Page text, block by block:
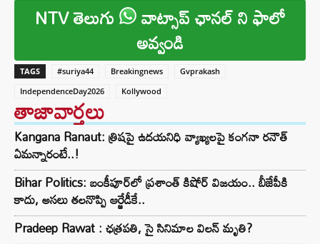
NTV తెలుగు వాట్సాప్ ఛానల్ ని ఫాలో
అవ్వండి
TAGS #suriya44 Breakingnews
Gvprakash
IndependenceDay2026
Kollywood
తాజావార్తలు
Kangana Ranaut: త్రిషపై ఉదయనిధి వ్యాఖ్యలపై కంగనా రనౌత్
ఏమన్నారంటే..!
Bihar Politics: బంకీపూర్‌లో ప్రశాంత్ కిషోర్ విజయం.. బీజేపీకి
కాదు, అసలు తలనొప్పి ఆర్జేడీకే..
Pradeep Rawat : ఛత్రపతి, సై సినిమాల విలన్ మృతి?